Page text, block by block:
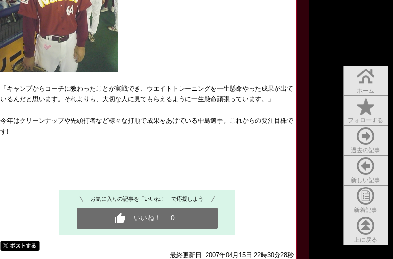
ホーム
フォローする
過去の記事
新しい記事
新着記事
上に戻る
「キャンプからコーチに教わったことが実戦でき、ウエイトトレーニングを一生懸命やった成果が出て
いるんだと思います。それよりも、大切な人に見てもらえるように一生懸命頑張っています。」
今年はクリーンナップや先頭打者など様々な打順で成果をあげている中島選手。これからの要注目株で
す!
お気に入りの記事を「いいね！」で応援しよう
いいね！ 0
最終更新日 2007年04月15日 22時30分28秒